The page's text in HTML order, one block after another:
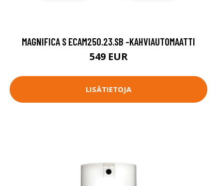
MAGNIFICA S ECAM250.23.SB -KAHVIAUTOMAATTI
549 EUR
LISÄTIETOJA